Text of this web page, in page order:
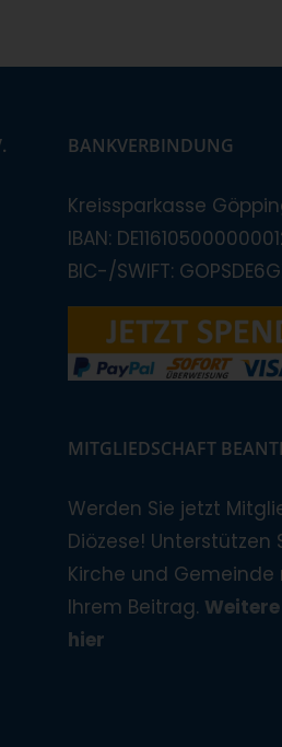
BANKVERBINDUNG
Kreissparkasse
IBAN:
BIC-/SWIFT:
MITGLIEDSCHAFT
Werden Sie jetzt
Diözese! Unterstützen
Kirche und Gemeinde
Ihrem Beitrag.
hier